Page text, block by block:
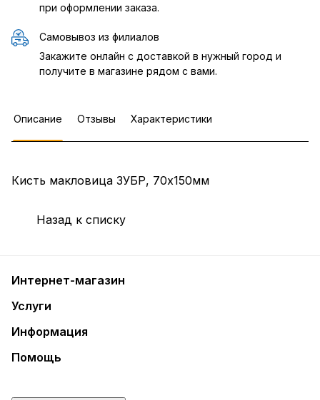
при оформлении заказа.
Самовывоз из филиалов
Закажите онлайн с доставкой в нужный город и
получите в магазине рядом с вами.
Описание Отзывы Характеристики
Кисть макловица ЗУБР, 70х150мм
Назад к списку
Интернет-магазин
Услуги
Информация
Помощь